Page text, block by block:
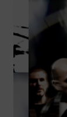
DEALS
MEIN HQ